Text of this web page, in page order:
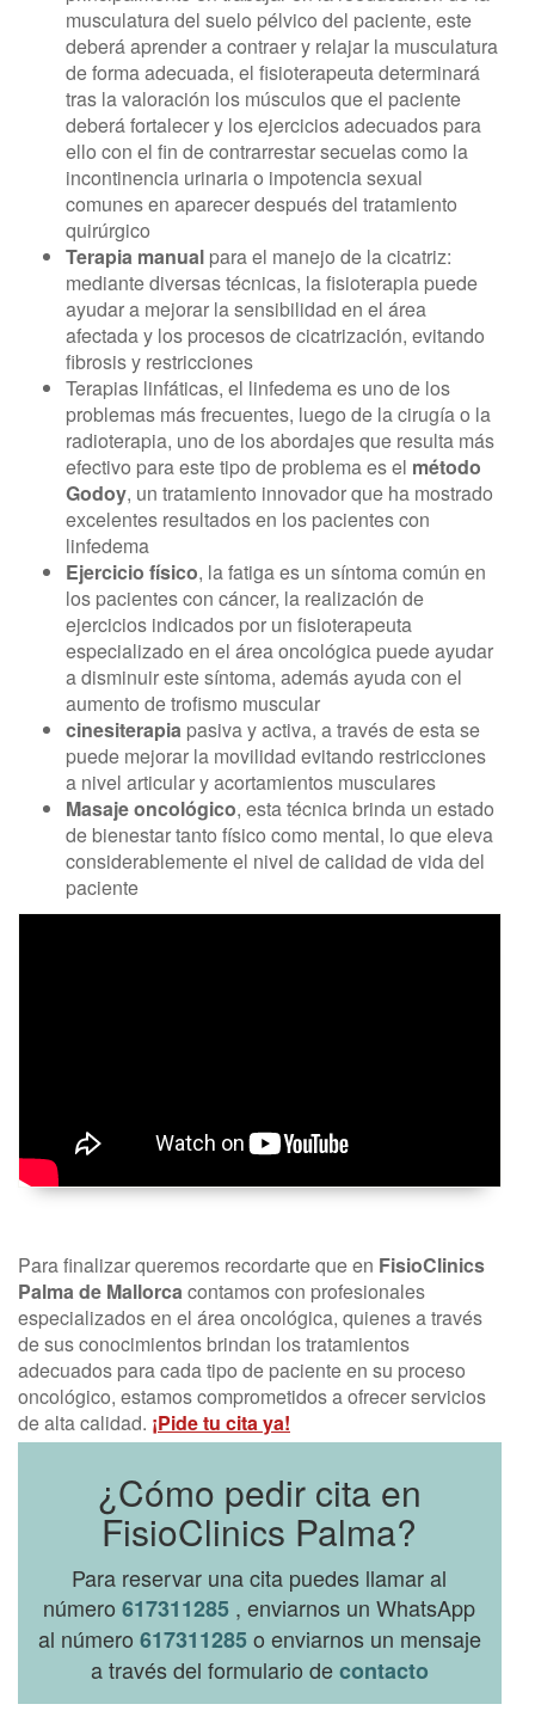
musculatura del suelo pélvico del paciente, este
deberá aprender a contraer y relajar la musculatura
de forma adecuada, el fisioterapeuta determinará
tras la valoración los músculos que el paciente
deberá fortalecer y los ejercicios adecuados para
ello con el fin de contrarrestar secuelas como la
incontinencia urinaria o impotencia sexual
comunes en aparecer después del tratamiento
quirúrgico
Terapia manual para el manejo de la cicatriz:
mediante diversas técnicas, la fisioterapia puede
ayudar a mejorar la sensibilidad en el área
afectada y los procesos de cicatrización, evitando
fibrosis y restricciones
Terapias linfáticas, el linfedema es uno de los
problemas más frecuentes, luego de la cirugía o la
radioterapia, uno de los abordajes que resulta más
efectivo para este tipo de problema es el método
Godoy, un tratamiento innovador que ha mostrado
excelentes resultados en los pacientes con
linfedema
Ejercicio físico, la fatiga es un síntoma común en
los pacientes con cáncer, la realización de
ejercicios indicados por un fisioterapeuta
especializado en el área oncológica puede ayudar
a disminuir este síntoma, además ayuda con el
aumento de trofismo muscular
cinesiterapia pasiva y activa, a través de esta se
puede mejorar la movilidad evitando restricciones
a nivel articular y acortamientos musculares
Masaje oncológico, esta técnica brinda un estado
de bienestar tanto físico como mental, lo que eleva
considerablemente el nivel de calidad de vida del
paciente
Para finalizar queremos recordarte que en FisioClinics
Palma de Mallorcacontamos con profesionales
especializados en el área oncológica, quienes a través
de sus conocimientos brindan los tratamientos
adecuados para cada tipo de paciente en su proceso
oncológico, estamos comprometidos a ofrecer servicios
de alta calidad. ¡Pide tu cita ya!
¿Cómo pedir cita en
FisioClinics Palma?
Para reservar una cita puedes llamar al
número617311285 , enviarnos un WhatsApp
al número 617311285o enviarnos un mensaje
a través del formulario decontacto